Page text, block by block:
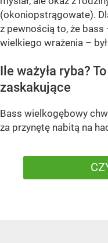
(okoniopstrągowate).
z pewnością to, że
wielkiego wrażenia –
Ile ważyła ryba?
zaskakujące
Bass wielkogębowy
za przynętę nabitą na